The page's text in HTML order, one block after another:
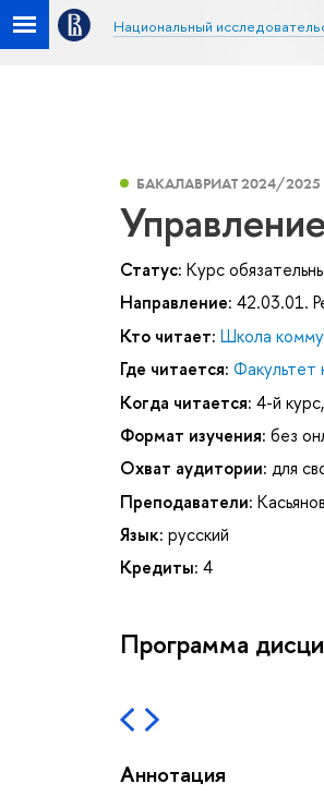
Национальный
БАКАЛАВРИАТ 2024/2025
Статус: Курс
Направление: 42.03.01.
Кто читает: Школа
Где читается: Факультет
Когда читается: 4-й
Формат изучения: без
Охват аудитории: для
Преподаватели:
Язык: русский
Кредиты: 4
Программа
Аннотация